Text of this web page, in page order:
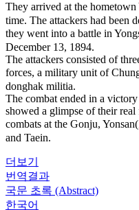
They arrived at the
time. The attackers had been
they went into a battle in
December 13, 1894.
The attackers consisted of
forces, a military unit of
donghak militia.
The combat ended in a
showed a glimpse of their
combats at the Gonju,
and Taein.
더보기
번역결과
국문 초록 (Abstract)
한국어